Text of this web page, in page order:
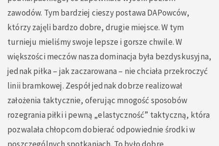
zawodów. Tym bardziej cieszy postawa DAPowców,
którzy zajęli bardzo dobre, drugie miejsce. W tym
turnieju mieliśmy swoje lepsze i gorsze chwile. W
większości meczów nasza dominacja była bezdyskusyjna,
jednak piłka – jak zaczarowana – nie chciała przekroczyć
linii bramkowej. Zespół jednak dobrze realizował
założenia taktycznie, oferując mnogość sposobów
rozegrania piłki i pewną „elastyczność” taktyczną, która
pozwalała chłopcom dobierać odpowiednie środki w